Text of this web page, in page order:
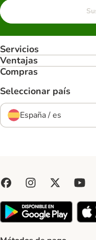
Servicios
Ventajas
Compras
Seleccionar país
España / es